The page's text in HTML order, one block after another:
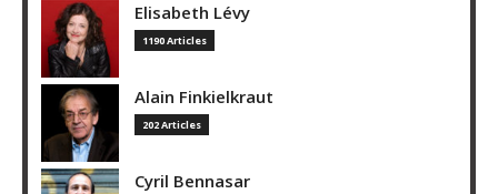
Elisabeth Lévy
1190 Articles
Alain Finkielkraut
202 Articles
Cyril Bennasar